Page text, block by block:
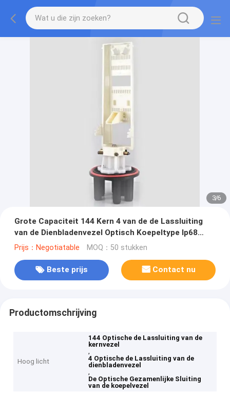
3/6
Grote Capaciteit 144 Kern 4 van de de Lassluiting
van de Dienbladenvezel Optisch Koepeltype Ip68
Openlucht
Prijs：Negotiatable MOQ：50 stukken
Beste prijs Contact nu
Productomschrijving
Hoog licht
144 Optische de Lassluiting van de
kernvezel
,
4 Optische de Lassluiting van de
dienbladenvezel
,
De Optische Gezamenlijke Sluiting
van de koepelvezel